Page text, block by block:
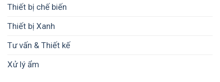
Thiết bị chế biến
Thiết bị Xanh
Tư vấn & Thiết kế
Xử lý ẩm